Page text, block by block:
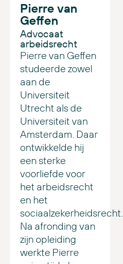
Pierre van
Geffen
Advocaat
arbeidsrecht
Pierre van Geffen
studeerde zowel
aan de
Universiteit
Utrecht als de
Universiteit van
Amsterdam. Daar
ontwikkelde hij
een sterke
voorliefde voor
het arbeidsrecht
en het
sociaalzekerheidsrecht.
Na afronding van
zijn opleiding
werkte Pierre